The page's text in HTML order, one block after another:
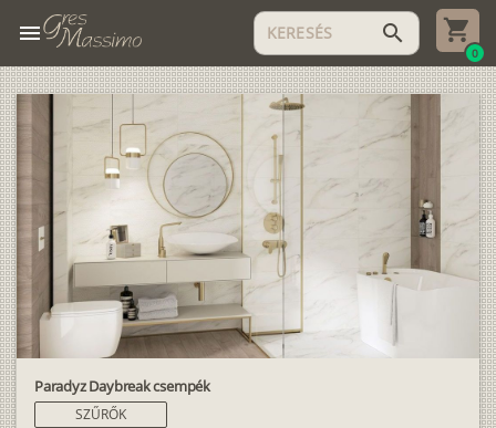
menu search
0
Paradyz Daybreak csempék
SZŰRŐK